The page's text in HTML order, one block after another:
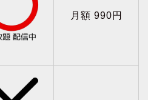
月額 990円